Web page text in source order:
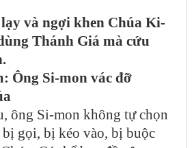
và ngợi khen Chúa Ki-
Thánh Giá mà cứu
Ông Si-mon vác đỡ
ông Si-mon không tự chọn
gọi, bị kéo vào, bị buộc